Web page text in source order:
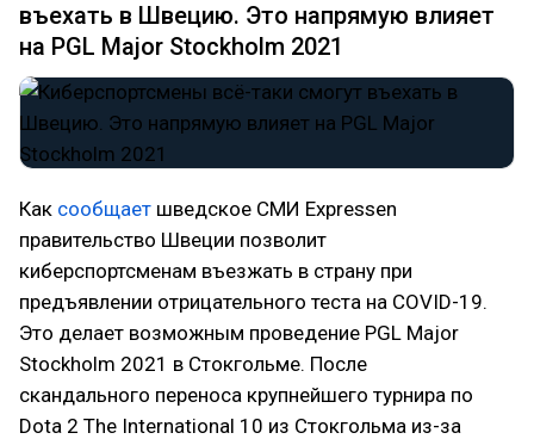
въехать в Швецию. Это напрямую влияет
на PGL Major Stockholm 2021
Как сообщает шведское СМИ Expressen
правительство Швеции позволит
киберспортсменам въезжать в страну при
предъявлении отрицательного теста на COVID-19.
Это делает возможным проведение PGL Major
Stockholm 2021 в Стокгольме. После
скандального переноса крупнейшего турнира по
Dota 2 The International 10 из Стокгольма из-за